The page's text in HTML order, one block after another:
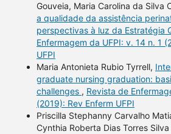
Gouveia, Maria Carolina da Silva
a qualidade da assistência
perspectivas à luz da Estratégia
Enfermagem da UFPI: v. 14 n. 1
UFPI
Maria Antonieta Rubio Tyrrell,
graduate nursing graduation:
challenges , Revista de
(2019): Rev Enferm UFPI
Priscilla Stephanny Carvalho
Cynthia Roberta Dias Torres